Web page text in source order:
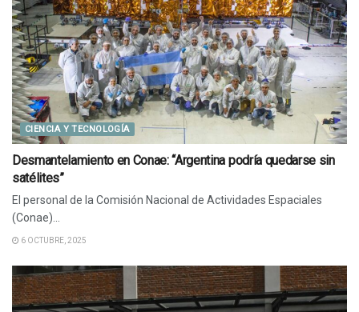
CIENCIA Y TECNOLOGÍA
Desmantelamiento en Conae: “Argentina podría quedarse sin
satélites”
El personal de la Comisión Nacional de Actividades Espaciales
(Conae)...
6 OCTUBRE, 2025